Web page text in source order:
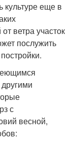
культуре еще в
ветра участок
послужить
с
весной,